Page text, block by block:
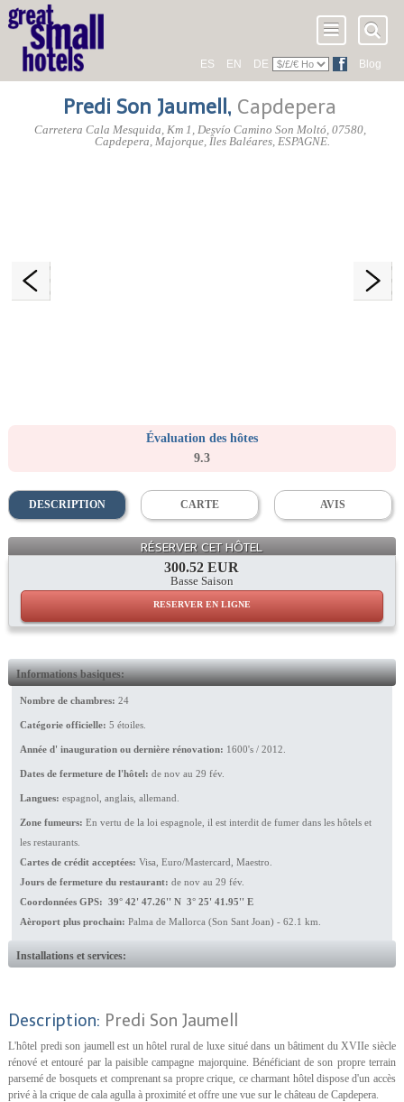
ES EN DE Blog
Predi Son Jaumell , Capdepera
Carretera Cala Mesquida, Km 1, Desvío Camino Son Moltó, 07580,
Capdepera,Majorque,Îles Baléares,ESPAGNE.
Évaluation des hôtes
9.3
DESCRIPTION CARTE AVIS
RÉSERVER CET HÔTEL
300.52 EUR
Basse Saison
RESERVER EN LIGNE
Informations basiques:
Nombre de chambres: 24
Catégorie officielle: 5 étoiles.
Année d' inauguration ou dernière rénovation: 1600's / 2012.
Dates de fermeture de l'hôtel: de nov au 29 fév.
Langues: espagnol, anglais, allemand.
Zone fumeurs: En vertu de la loi espagnole, il est interdit de fumer dans les hôtels et
les restaurants.
Cartes de crédit acceptées: Visa, Euro/Mastercard, Maestro.
Jours de fermeture du restaurant: de nov au 29 fév.
Coordonnées GPS: 39° 42' 47.26'' N 3° 25' 41.95'' E
Aèroport plus prochain: Palma de Mallorca (Son Sant Joan) - 62.1 km.
Installations et services:
Description: Predi Son Jaumell
L'hôtel predi son jaumell est un hôtel rural de luxe situé dans un bâtiment du XVIIe siècle
rénové et entouré par la paisible campagne majorquine. Bénéficiant de son propre terrain
parsemé de bosquets et comprenant sa propre crique, ce charmant hôtel dispose d'un accès
privé à la crique de cala agulla à proximité et offre une vue sur le château de Capdepera.